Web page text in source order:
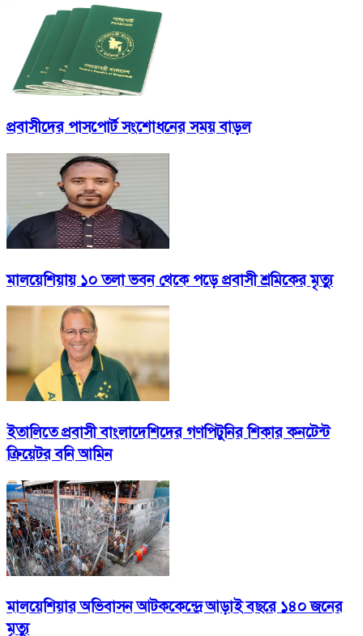
প্রবাসীদের পাসপোর্ট সংশোধনের সময় বাড়ল
মালয়েশিয়ায় ১০ তলা ভবন থেকে পড়ে প্রবাসী শ্রমিকের মৃত্যু
ইতালিতে প্রবাসী বাংলাদেশিদের গণপিটুনির শিকার কনটেন্ট
ক্রিয়েটর বনি আমিন
মালয়েশিয়ার অভিবাসন আটককেন্দ্রে আড়াই বছরে ১৪০ জনের
মৃত্যু